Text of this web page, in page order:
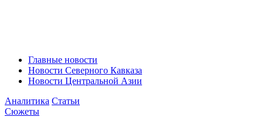
Главные новости
Новости Северного Кавказа
Новости Центральной Азии
Аналитика Статьи
Сюжеты